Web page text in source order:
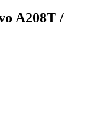
A208T /